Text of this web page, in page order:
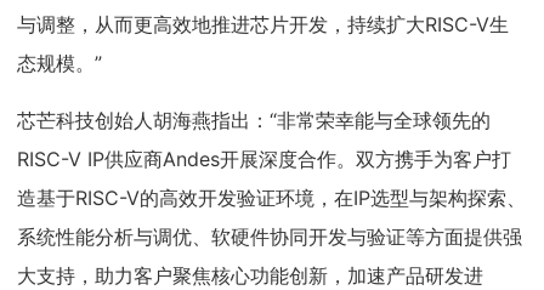
与调整，从而更高效地推进芯片开发，持续扩大RISC-V生
态规模。”
芯芒科技创始人胡海燕指出：“非常荣幸能与全球领先的
RISC-V IP供应商Andes开展深度合作。双方携手为客户打
造基于RISC-V的高效开发验证环境，在IP选型与架构探索、
系统性能分析与调优、软硬件协同开发与验证等方面提供强
大支持，助力客户聚焦核心功能创新，加速产品研发进